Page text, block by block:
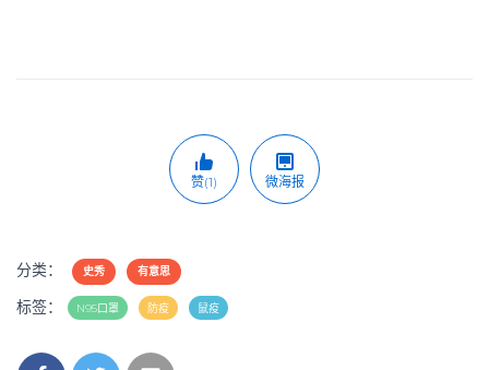
赞(1) 微海报
分类： 史秀 有意思
标签： N95口罩 防疫 鼠疫